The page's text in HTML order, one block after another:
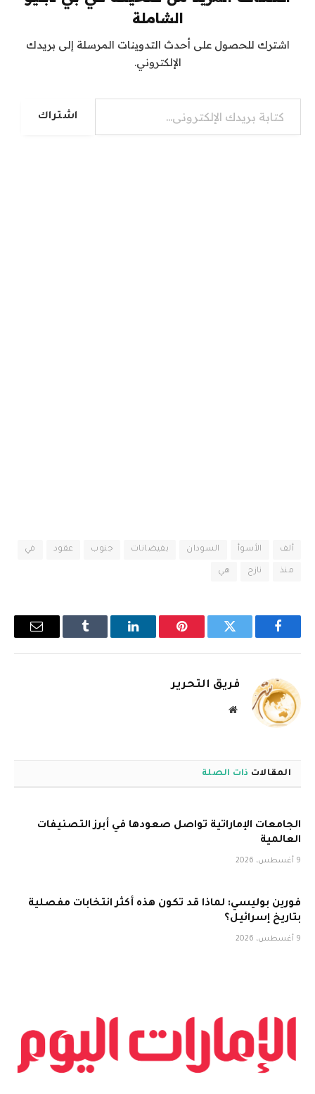
الشاملة
اشترك للحصول على أحدث التدوينات المرسلة إلى بريدك
الإلكتروني.
كتابة بريدك الإلكتروني...
اشتراك
ألف الأسوأ السودان بفيضانات جنوب عقود في
منذ نازح هي
فيسبوك تويتر بينتيريستلينكدإن Tumblr
البريد
فريق التحرير
موقع
المقالات ذات الصلة
الجامعات الإماراتية تواصل صعودها في أبرز التصنيفات
العالمية
9 أغسطس، 2026
فورين بوليسي: لماذا قد تكون هذه أكثر انتخابات مفصلية
بتاريخ إسرائيل؟
9 أغسطس، 2026